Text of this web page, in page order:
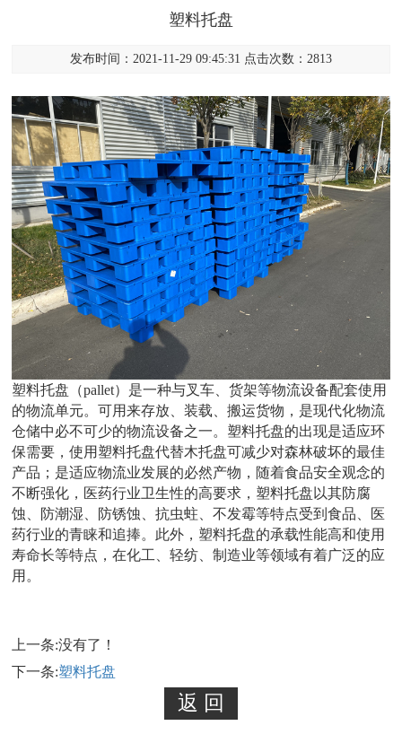
塑料托盘
发布时间：2021-11-29 09:45:31 点击次数：2813
塑料托盘（pallet）是一种与叉车、货架等物流设备配套使用
的物流单元。可用来存放、装载、搬运货物，是现代化物流
仓储中必不可少的物流设备之一。塑料托盘的出现是适应环
保需要，使用塑料托盘代替木托盘可减少对森林破坏的最佳
产品；是适应物流业发展的必然产物，随着食品安全观念的
不断强化，医药行业卫生性的高要求，塑料托盘以其防腐
蚀、防潮湿、防锈蚀、抗虫蛀、不发霉等特点受到食品、医
药行业的青睐和追捧。此外，塑料托盘的承载性能高和使用
寿命长等特点，在化工、轻纺、制造业等领域有着广泛的应
用。
上一条:没有了！
下一条:塑料托盘